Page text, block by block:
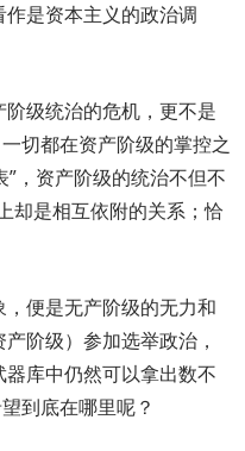
是资本主义的政治调
级统治的危机，更不是
切都在资产阶级的掌控之
，资产阶级的统治不但不
却是相互依附的关系；恰
便是无产阶级的无力和
阶级）参加选举政治，
库中仍然可以拿出数不
到底在哪里呢？